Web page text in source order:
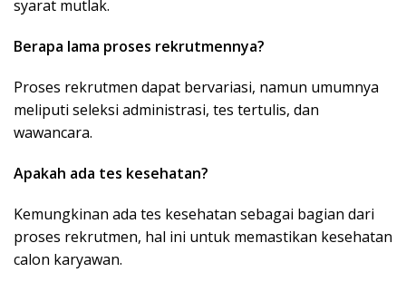
syarat mutlak.
Berapa lama proses rekrutmennya?
Proses rekrutmen dapat bervariasi, namun umumnya
meliputi seleksi administrasi, tes tertulis, dan
wawancara.
Apakah ada tes kesehatan?
Kemungkinan ada tes kesehatan sebagai bagian dari
proses rekrutmen, hal ini untuk memastikan kesehatan
calon karyawan.